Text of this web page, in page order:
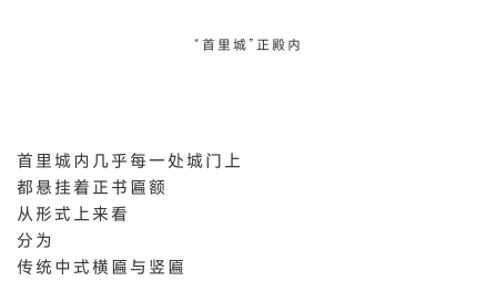
“首里城”正殿内
首里城内几乎每一处城门上
都悬挂着正书匾额
从形式上来看
分为
传统中式横匾与竖匾